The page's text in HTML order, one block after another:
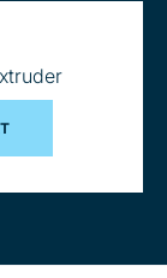
FOR
ON
TWIN